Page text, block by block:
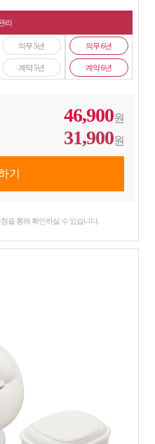
리
의무 5년
계약 5년
의무 6년
계약 6년
46,900원
31,900원
을 통해 확인하실 수 있습니다.